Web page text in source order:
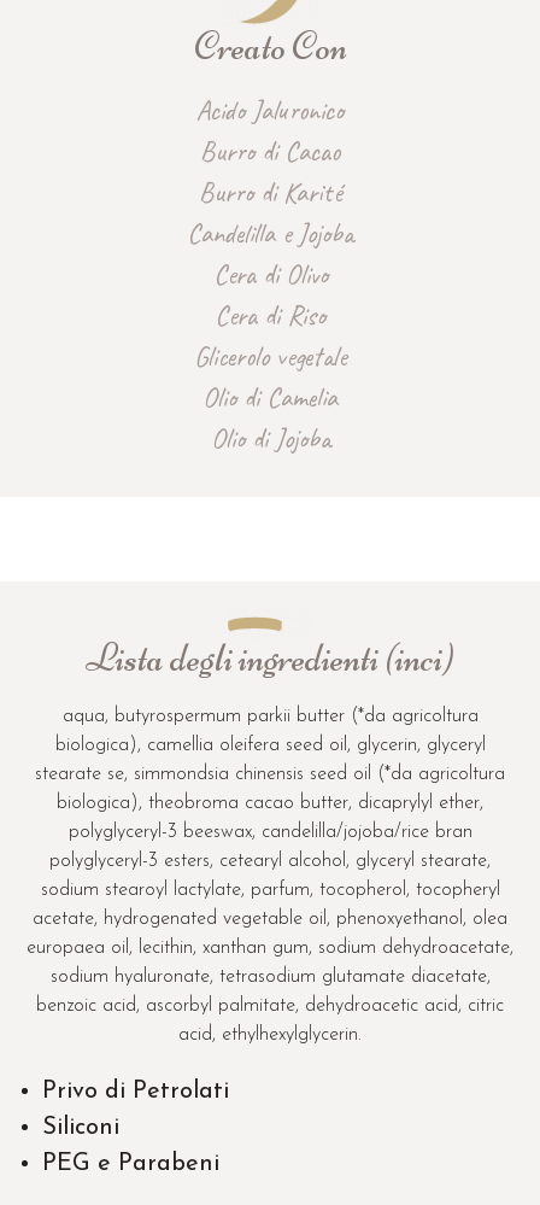
Creato Con
Acido Jaluronico
Burro di Cacao
Burro di Karité
Candelilla e Jojoba
Cera di Olivo
Cera di Riso
Glicerolo vegetale
Olio di Camelia
Olio di Jojoba
Lista degli ingredienti (inci)
aqua, butyrospermum parkii butter (*da agricoltura
biologica), camellia oleifera seed oil, glycerin, glyceryl
stearate se, simmondsia chinensis seed oil (*da agricoltura
biologica), theobroma cacao butter, dicaprylyl ether,
polyglyceryl-3 beeswax, candelilla/jojoba/rice bran
polyglyceryl-3 esters, cetearyl alcohol, glyceryl stearate,
sodium stearoyl lactylate, parfum, tocopherol, tocopheryl
acetate, hydrogenated vegetable oil, phenoxyethanol, olea
europaea oil, lecithin, xanthan gum, sodium dehydroacetate,
sodium hyaluronate, tetrasodium glutamate diacetate,
benzoic acid, ascorbyl palmitate, dehydroacetic acid, citric
acid, ethylhexylglycerin.
Privo di Petrolati
Siliconi
PEG e Parabeni